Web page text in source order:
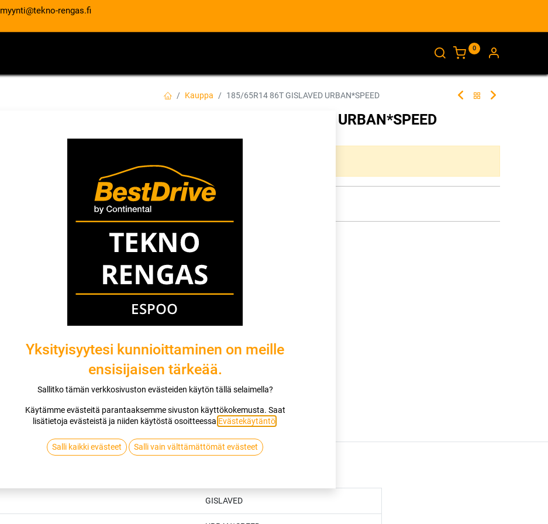
myynti@tekno-rengas.fi
0
Kauppa 185/65R14 86T GISLAVED URBAN*SPEED
185/65R14 86T GISLAVED URBAN*SPEED
EAN:4024064555449
GISLAVED
Jaa
Toimitusehdot
GISLAVED
Yksityisyytesi kunnioittaminen on meille
ensisijaisen tärkeää.
Sallitko tämän verkkosivuston evästeiden käytön tällä selaimella?
Käytämme evästeitä parantaaksemme sivuston käyttökokemusta. Saat
lisätietoja evästeistä ja niiden käytöstä osoitteessa Evästekäytäntö.
Salli kaikki evästeet Salli vain välttämättömät evästeet